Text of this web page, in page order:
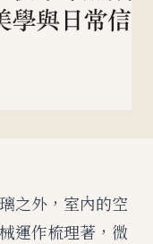
之外，室內的空
運作梳理著，微